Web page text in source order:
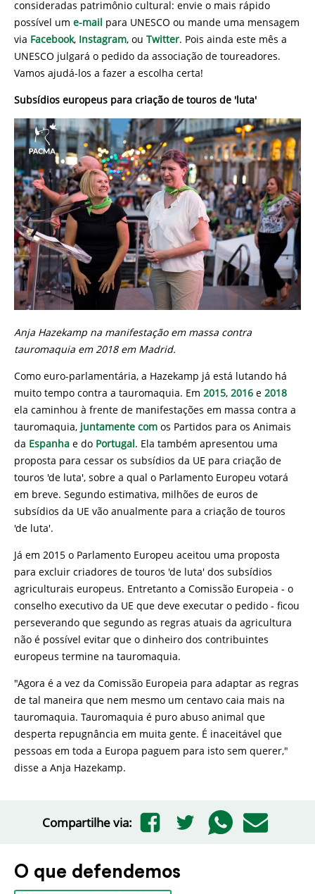
consideradas patrimônio cultural: envie o mais rápido
possível um e-mail para UNESCO ou mande uma mensagem
via Facebook, Instagram, ou Twitter. Pois ainda este mês a
UNESCO julgará o pedido da associação de toureadores.
Vamos ajudá-los a fazer a escolha certa!
Subsídios europeus para criação de touros de 'luta'
Anja Hazekamp na manifestação em massa contra
tauromaquia em 2018 em Madrid.
Como euro-parlamentária, a Hazekamp já está lutando há
muito tempo contra a tauromaquia. Em 2015, 2016 e 2018
ela caminhou à frente de manifestações em massa contra a
tauromaquia, juntamente com os Partidos para os Animais
da Espanha e do Portugal. Ela também apresentou uma
proposta para cessar os subsídios da UE para criação de
touros 'de luta', sobre a qual o Parlamento Europeu votará
em breve. Segundo estimativa, milhões de euros de
subsídios da UE vão anualmente para a criação de touros
'de luta'.
Já em 2015 o Parlamento Europeu aceitou uma proposta
para excluir criadores de touros 'de luta' dos subsídios
agriculturais europeus. Entretanto a Comissão Europeia - o
conselho executivo da UE que deve executar o pedido - ficou
perseverando que segundo as regras atuais da agricultura
não é possível evitar que o dinheiro dos contribuintes
europeus termine na tauromaquia.
"Agora é a vez da Comissão Europeia para adaptar as regras
de tal maneira que nem mesmo um centavo caia mais na
tauromaquia. Tauromaquia é puro abuso animal que
desperta repugnância em muita gente. É inaceitável que
pessoas em toda a Europa paguem para isto sem querer,"
disse a Anja Hazekamp.
Compartilhe via:
O que defendemos